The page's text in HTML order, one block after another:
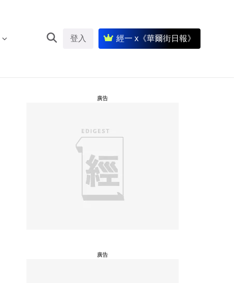
登入 經一 x《華爾街日報》
廣告
廣告